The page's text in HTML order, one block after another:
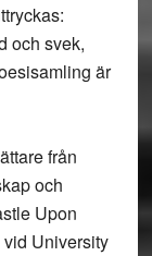
och svek,
är
från
och
Upon
University